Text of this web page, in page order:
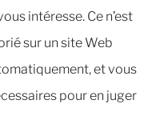
intéresse. Ce n’est
sur un site Web
et vous
pour en juger